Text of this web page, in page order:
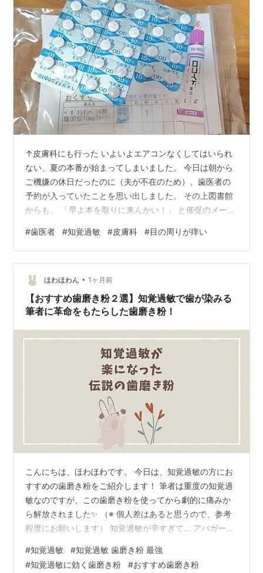
↑皮膚科にも行った いよいよエアコンなくしてはいられ
ない、夏の本番が始まってしまいました。 今日は朝から
ご機嫌の休日だったのに（夫が不在のため）、歯医者の
予約が入っていたことを思い出しました。 その上図書館
からも、 「早よ本を取りに来んかい！」 と催促のメール
は、ただの知覚過敏なので治療をするところはありませ
ん、で終わりｗ。 予約した時は冷えたトマトがめっちゃ
歯に染みたんですが、最近はなくなっていました。 わた
しは口が小さいのか、よく 「もう少し口を開けられます
か」 と言われてしまいます。 カワハギを想像してもらっ
ては困りますｗ 今日も言われ…
#歯医者 #知覚過敏 #皮膚科 #目の周りが痒い
ほわほわん • 1ヶ月前
【おすすめ歯磨き粉２選】知覚過敏で歯が染みる
筆者に革命をもたらした歯磨き粉！
こんにちは、ほわほわです。 今日は、知覚過敏の方にお
すすめの歯磨き粉をご紹介します！ 筆者は重度の知覚過
敏なのですが、この歯磨き粉を使ってから劇的に痛みか
ら解放されました✨ （※ 個人差はあると思うので、参考
程度にお願いします） 知覚過敏が辛すぎて... アパガード
おすすめの使い方 ルシェロ歯みがきペースト ホワイトプ
レミアムケア（おすすめ歯磨き粉２つ目） まとめ 知覚過
#知覚過敏 #知覚過敏 歯磨き粉 最強
#知覚過敏に効く歯磨き粉 #おすすめ歯磨き粉